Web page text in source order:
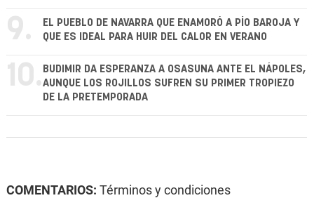
9.
EL PUEBLO DE NAVARRA QUE ENAMORÓ A PÍO BAROJA Y
QUE ES IDEAL PARA HUIR DEL CALOR EN VERANO
10. BUDIMIR DA ESPERANZA A OSASUNA ANTE EL NÁPOLES,
AUNQUE LOS ROJILLOS SUFREN SU PRIMER TROPIEZO
DE LA PRETEMPORADA
COMENTARIOS: Términos y condiciones